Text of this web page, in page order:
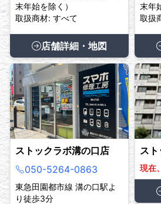
末年始を除く）
取扱商材: すべて
店舗詳細・地図
末年
取扱
ストックラボ溝の口店
050-5264-0863
東急田園都市線 溝の口駅よ
り徒歩3分
ス
現在